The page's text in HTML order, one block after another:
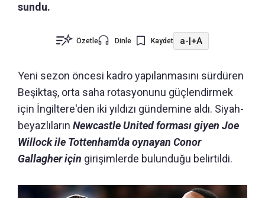
sundu.
Özetle Dinle Kaydet a-|+A
Yeni sezon öncesi kadro yapılanmasını sürdüren
Beşiktaş, orta saha rotasyonunu güçlendirmek
için İngiltere'den iki yıldızı gündemine aldı. Siyah-
beyazlıların Newcastle United forması giyen Joe
Willock ile Tottenham'da oynayan Conor
Gallagher için girişimlerde bulunduğu belirtildi.